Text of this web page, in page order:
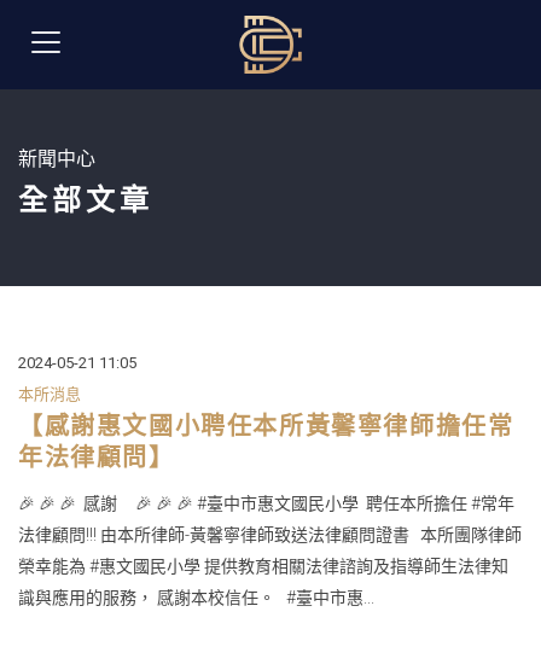
新聞中心
全部文章
2024-05-21 11:05
本所消息
【感謝惠文國小聘任本所黃馨寧律師擔任常
年法律顧問】
🎉 🎉 🎉 感謝 🎉 🎉 🎉 #臺中市惠文國民小學 聘任本所擔任 #常年
法律顧問!!! 由本所律師-黃馨寧律師致送法律顧問證書 本所團隊律師
榮幸能為 #惠文國民小學 提供教育相關法律諮詢及指導師生法律知
識與應用的服務， 感謝本校信任。 #臺中市惠...